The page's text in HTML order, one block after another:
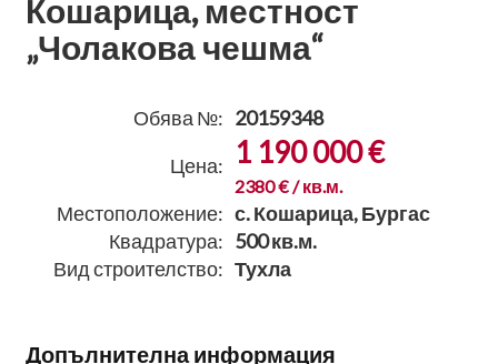
Кошарица, местност
„Чолакова чешма“
Обява №: 20159348
Цена: 1 190 000 €
2380 € / кв.м.
Местоположение: с. Кошарица, Бургас
Квадратура: 500 кв.м.
Вид строителство: Тухла
Допълнителна информация